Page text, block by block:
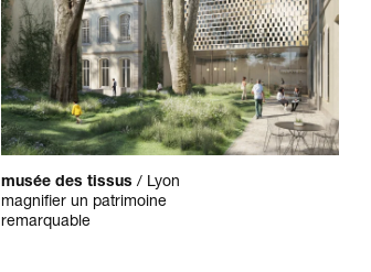
musée des tissus / Lyon
magnifier un patrimoine
remarquable